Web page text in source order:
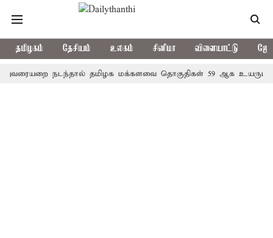
தமிழகம் தேசியம் உலகம் சினிமா விளையாட்டு
நடந்தால் தமிழக மக்களவை தொகுதிகள் 59 ஆக உயரும்: